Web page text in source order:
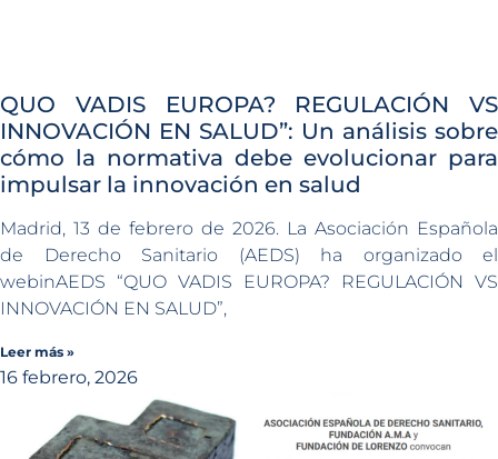
QUO VADIS EUROPA? REGULACIÓN VS
INNOVACIÓN EN SALUD”: Un análisis sobre
cómo la normativa debe evolucionar para
impulsar la innovación en salud
Madrid, 13 de febrero de 2026. La Asociación Española
de Derecho Sanitario (AEDS) ha organizado el
webinAEDS “QUO VADIS EUROPA? REGULACIÓN VS
INNOVACIÓN EN SALUD”,
Leer más »
16 febrero, 2026